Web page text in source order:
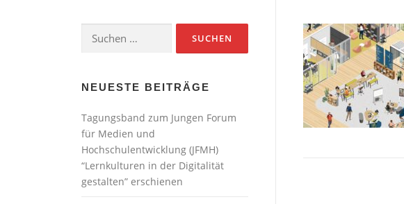
nach:
NEUESTE BEITRÄGE
Tagungsband zum Jungen Forum
für Medien und
Hochschulentwicklung (JFMH)
“Lernkulturen in der Digitalität
gestalten” erschienen